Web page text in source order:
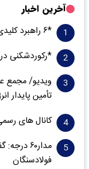
آخرین اخبار
*۶ راهبرد کلیدی برای تحول در گروه فولاد مبارکه*
*رکوردشکنی
ویدیو/ مجمع
تأمین پایدار
کانال های
مدار‌۶٠
فولادسنگان